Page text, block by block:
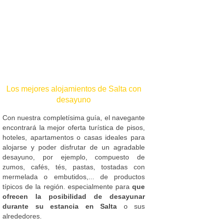
Los mejores alojamientos de Salta con
desayuno
Con nuestra completísima guía, el navegante
encontrará la mejor oferta turística de pisos,
hoteles, apartamentos o casas ideales para
alojarse y poder disfrutar de un agradable
desayuno, por ejemplo, compuesto de
zumos, cafés, tés, pastas, tostadas con
mermelada o embutidos,... de productos
típicos de la región. especialmente para que
ofrecen la posibilidad de desayunar
durante su estancia en Salta o sus
alrededores.